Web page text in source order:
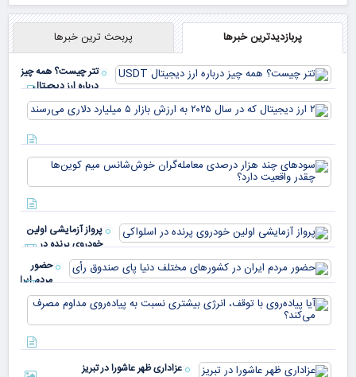
پربازدیدترین خبرها پربحث ترین خبرها
تتر چیست؟ همه چیز
درباره ارز دیجیتال
USDT
پرواز آزمایشی اولین
خودروی پرنده در
اسلواکی
حضور
مردم ایران
در
کشورهای
مختلف
دنیا پای
صندوق
عزاداری ظهر عاشورا در تبریز